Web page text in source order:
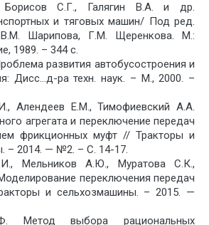
Борисов С.Г., Галягин В.А. и др.
и тяговых машин/ Под ред.
Шарипова, Г.М. Щеренкова. М.:
1989. – 344 с.
развития автобусостроения и
Дисс…д-ра техн. наук. – М., 2000. –
Алендеев Е.М., Тимофиевский А.А.
агрегата и переключение передач
фрикционных муфт // Тракторы и
– 2014. — №2. – С. 14-17.
Мельников А.Ю., Муратова С.К.,
переключения передач
и сельхозмашины. – 2015. —
Метод выбора рациональных